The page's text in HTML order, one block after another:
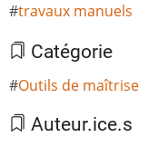
travaux manuels
Catégorie
Outils de maîtrise
Auteur.ice.s